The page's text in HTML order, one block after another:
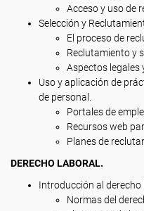
Acceso y uso de
Selección y
El proceso de
Reclutamiento y
Aspectos legales
Uso y aplicación de
de personal.
Portales de
Recursos web
Planes de
DERECHO LABORAL.
Introducción al derecho
Normas del